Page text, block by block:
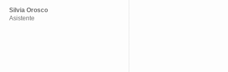
Silvia Orosco
Asistente